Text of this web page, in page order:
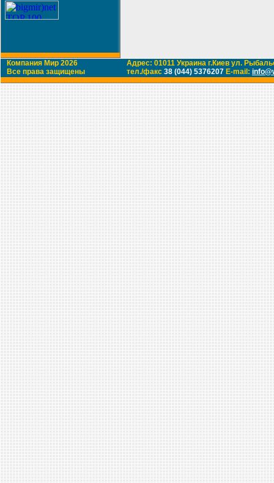
Компания Мир 2026
Все права защищены
Адрес: 01011 Украина г.Киев ул.
тел./факс 38 (044) 5376207 E-mail: